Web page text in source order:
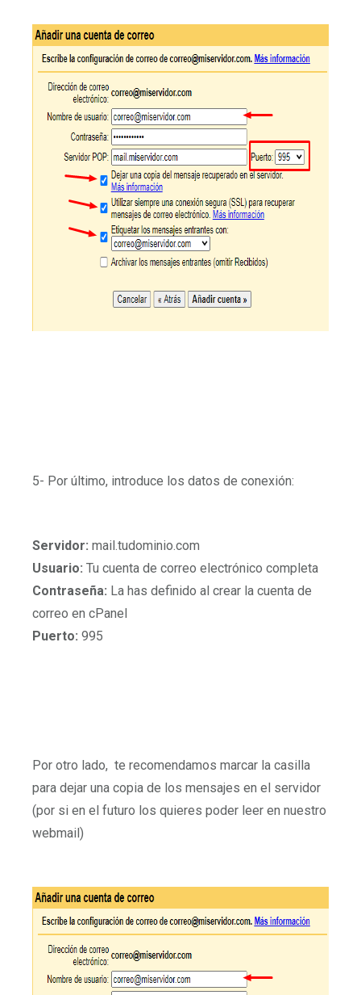
5- Por último, introduce los datos de conexión:
Servidor: mail.tudominio.com
Usuario: Tu cuenta de correo electrónico completa
Contraseña: La has definido al crear la cuenta de
correo en cPanel
Puerto: 995
Por otro lado, te recomendamos marcar la casilla
para dejar una copia de los mensajes en el servidor
(por si en el futuro los quieres poder leer en nuestro
webmail)